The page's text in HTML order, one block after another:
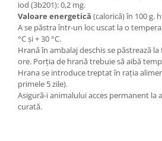
iod (3b201): 0,2 mg.
Valoare energetică (calorică) în 100 g.
A se păstra într-un loc uscat la o
°C și + 30 °C.
Hrană în ambalaj deschis se păstrează
ore. Porţia de hrană trebuie să aibă
Hrana se introduce treptat în rația
primele 5 zile).
Asigură-i animalului acces permanent la
curată.